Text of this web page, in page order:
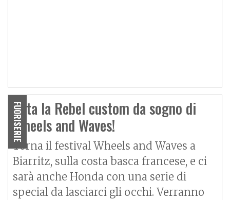
FUORISERIE
Vota la Rebel custom da sogno di
Wheels and Waves!
Torna il festival Wheels and Waves a
Biarritz, sulla costa basca francese, e ci
sarà anche Honda con una serie di
special da lasciarci gli occhi. Verranno